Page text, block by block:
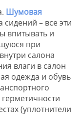
Шумовая
сидений – все эти
впитывать и
при
салона
влаги в салон
одежда и обувь
(уплотнители